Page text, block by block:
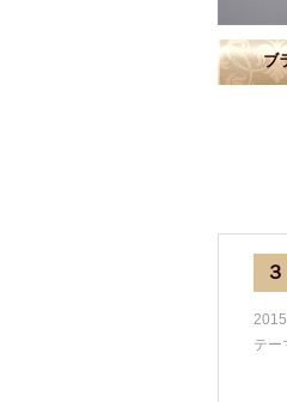
ヘアメイ
お問い
テー
ブ